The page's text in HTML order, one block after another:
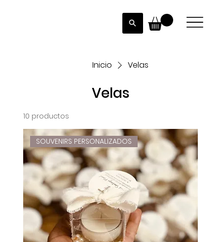
Inicio Velas
Velas
10 productos
SOUVENIRS PERSONALIZADOS